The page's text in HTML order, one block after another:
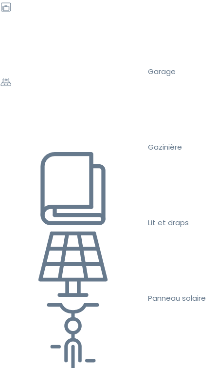
Garage
Gazinière
Lit et draps
Panneau solaire